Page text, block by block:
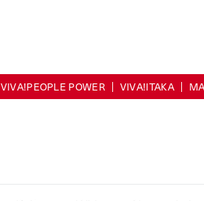
VIVA!PEOPLE POWER VIVA!ITAKA